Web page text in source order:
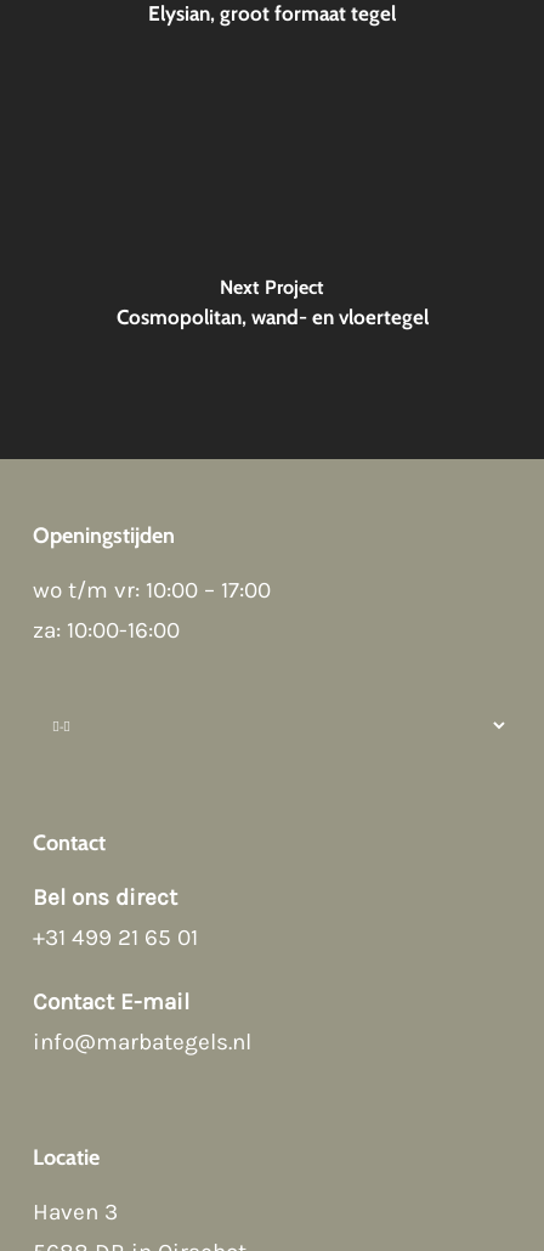
Elysian, groot formaat tegel
Next Project
Cosmopolitan, wand- en vloertegel
Openingstijden
wo t/m vr: 10:00 – 17:00
za: 10:00-16:00
Contact
Bel ons direct
+31 499 21 65 01
Contact E-mail
info@marbategels.nl
Locatie
Haven 3
Hoi! Kunnen we ergens bij helpen?
How can we help?
Afspraak maken
Contact Form